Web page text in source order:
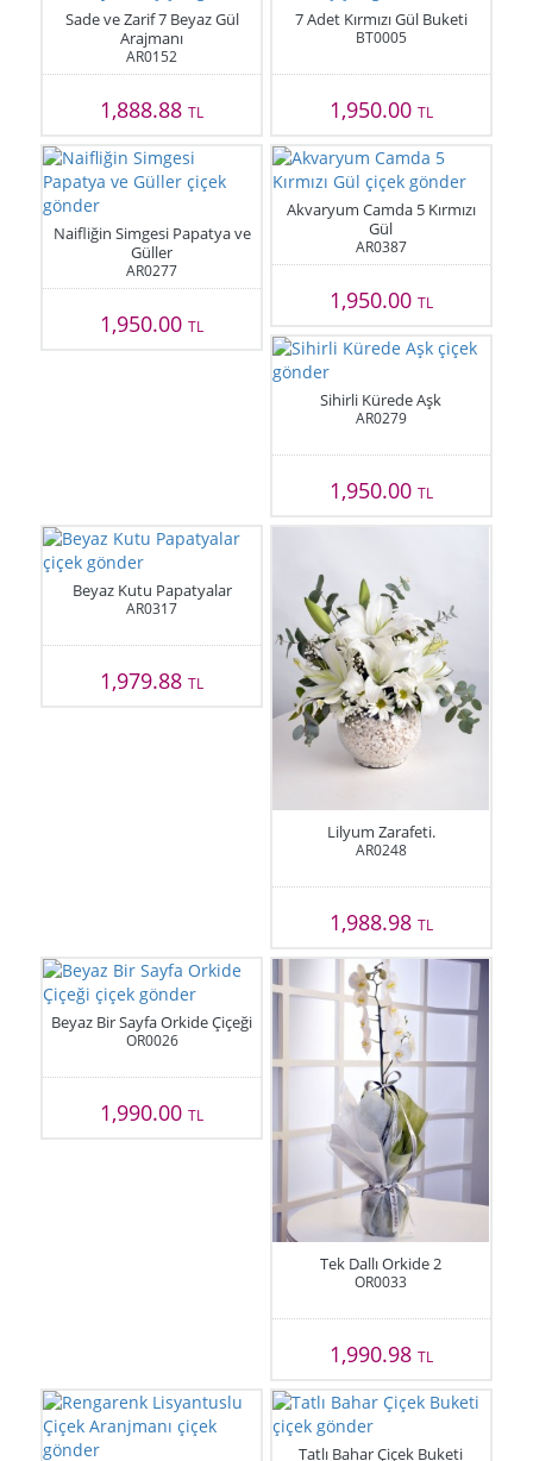
Sade ve Zarif 7 Beyaz Gül
Arajmanı
AR0152
1,888.88TL
7 Adet Kırmızı Gül Buketi
BT0005
1,950.00 TL
Naifliğin Simgesi Papatya ve
Güller
AR0277
1,950.00TL
Akvaryum Camda 5 Kırmızı
Gül
AR0387
1,950.00 TL
Sihirli Kürede Aşk
AR0279
1,950.00 TL
Beyaz Kutu Papatyalar
AR0317
1,979.88TL
Lilyum Zarafeti.
AR0248
1,988.98 TL
Beyaz Bir Sayfa Orkide Çiçeği
OR0026
1,990.00TL
Tek Dallı Orkide 2
OR0033
1,990.98 TL
Tatlı Bahar Çiçek Buketi